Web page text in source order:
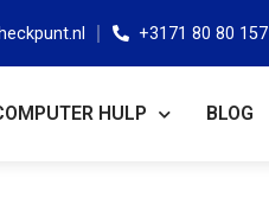
+3171 80 80 157
HULP BLOG